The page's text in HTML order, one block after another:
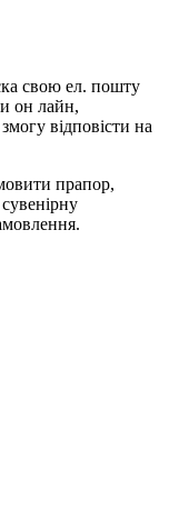
свою ел. пошту
он лайн,
відповісти на
прапор,